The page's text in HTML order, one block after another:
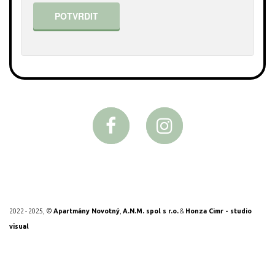
KONTAKT
POTVRDIT
2022 - 2025, © Apartmány Novotný A.N.M. spol s r.o.& Honza Cimr - studio
visual